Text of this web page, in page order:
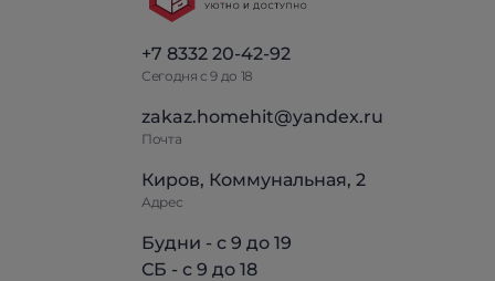
+7 8332 20-42-92
Сегодня с 9 до 18
zakaz.homehit@yandex.ru
Почта
Киров, Коммунальная, 2
Адрес
Будни - с 9 до 19
СБ - с 9 до 18